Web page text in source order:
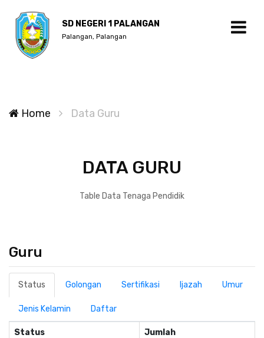
SD NEGERI 1 PALANGAN
Palangan, Palangan
Home Data Guru
DATA GURU
Table Data Tenaga Pendidik
Guru
Status Golongan Sertifikasi Ijazah Umur
Jenis Kelamin Daftar
Status Jumlah